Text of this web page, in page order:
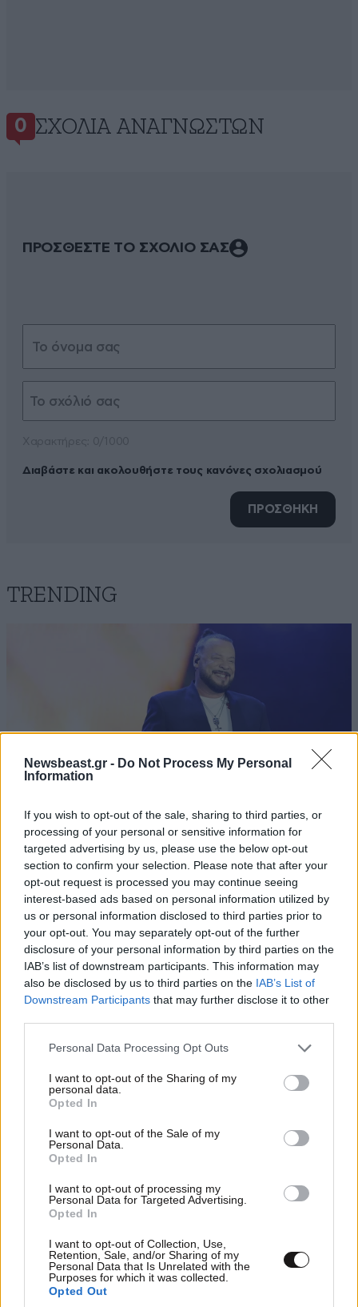
Newsbeast.gr - Do Not Process My Personal
Information
If you wish to opt-out of the sale, sharing to third parties, or
processing of your personal or sensitive information for
targeted advertising by us, please use the below opt-out
section to confirm your selection. Please note that after your
opt-out request is processed you may continue seeing
interest-based ads based on personal information utilized by
us or personal information disclosed to third parties prior to
your opt-out. You may separately opt-out of the further
disclosure of your personal information by third parties on the
IAB’s list of downstream participants. This information may
also be disclosed by us to third parties on the IAB’s List of
Downstream Participants that may further disclose it to other
Please note that this website/app uses one or more Google
not limited to your visit or usage behaviour. You may click to
grant or deny consent to Google and its third-party tags to
use your data for below specified purposes in below Google
consent section.
Personal Data Processing Opt Outs
I want to opt-out of the Sharing of my
personal data.
Opted In
I want to opt-out of the Sale of my
Personal Data.
Opted In
I want to opt-out of processing my
Personal Data for Targeted Advertising.
Opted In
I want to opt-out of Collection, Use,
Retention, Sale, and/or Sharing of my
Personal Data that Is Unrelated with the
Purposes for which it was collected.
Opted Out
0 ΣΧΌΛΙΑ ΑΝΑΓΝΩΣΤΏΝ
ΠΡΟΣΘΕΣΤΕ ΤΟ ΣΧΟΛΙΟ ΣΑΣ
Διαβάστε και ακολουθήστε τους κανόνες σχολιασμού
ΠΡΟΣΘΗΚΗ
TRENDING
LIFESTYLE 07·08·2026 18:48
Ξεσπά ο Χρήστος Δάντης: «Δεν περίμενα την
αχαριστία των ανθρώπων του χώρου»